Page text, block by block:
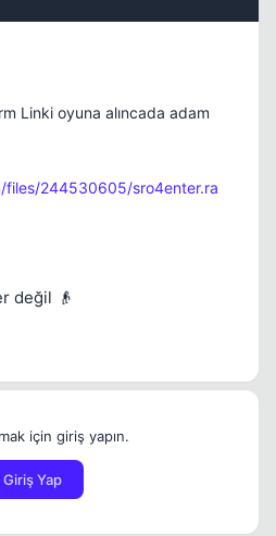
Linki oyuna alıncada adam
files/244530605/sro4enter.ra
değil 👴
için giriş yapın.
Giriş Yap